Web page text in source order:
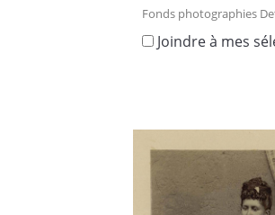
Fonds photographies
Joindre à mes